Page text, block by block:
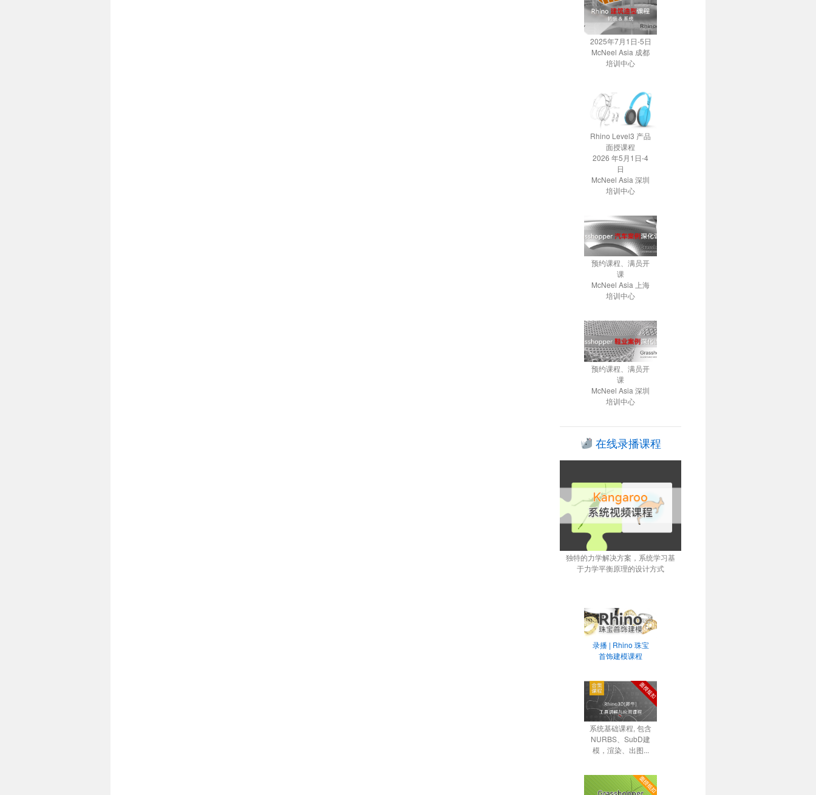
2025年7月1日-5日
McNeel Asia 成都
培训中心
Rhino Level3 产品
面授课程
2026 年5月1日-4
日
McNeel Asia 深圳
培训中心
预约课程、满员开
课
McNeel Asia 上海
培训中心
预约课程、满员开
课
McNeel Asia 深圳
培训中心
在线录播课程
独特的力学解决方案，系统学习基
于力学平衡原理的设计方式
录播 | Rhino 珠宝
首饰建模课程
系统基础课程, 包含
NURBS、SubD建
模，渲染、出图...